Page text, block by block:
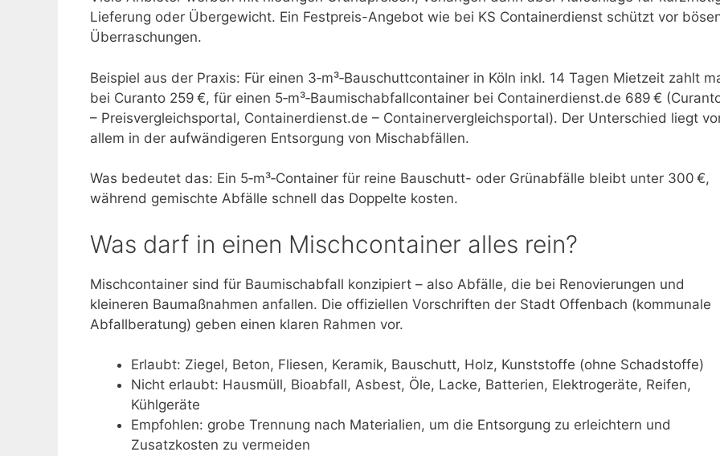
Lieferung oder Übergewicht. Ein Festpreis-Angebot wie bei KS Containerdienst schützt vor
Überraschungen.
Beispiel aus der Praxis: Für einen 3‑m³‑Bauschuttcontainer in Köln inkl. 14 Tagen Mietzeit zahlt
bei Curanto 259 €, für einen 5‑m³‑Baumischabfallcontainer bei Containerdienst.de 689 €
– Preisvergleichsportal, Containerdienst.de – Containervergleichsportal). Der Unterschied liegt
allem in der aufwändigeren Entsorgung von Mischabfällen.
Was bedeutet das: Ein 5‑m³‑Container für reine Bauschutt- oder Grünabfälle bleibt unter 300 €,
während gemischte Abfälle schnell das Doppelte kosten.
Was darf in einen Mischcontainer alles rein?
Mischcontainer sind für Baumischabfall konzipiert – also Abfälle, die bei Renovierungen und
kleineren Baumaßnahmen anfallen. Die offiziellen Vorschriften der Stadt Offenbach (kommunale
Abfallberatung) geben einen klaren Rahmen vor.
Erlaubt: Ziegel, Beton, Fliesen, Keramik, Bauschutt, Holz, Kunststoffe (ohne Schadstoffe)
Nicht erlaubt: Hausmüll, Bioabfall, Asbest, Öle, Lacke, Batterien, Elektrogeräte, Reifen,
Kühlgeräte
Empfohlen: grobe Trennung nach Materialien, um die Entsorgung zu erleichtern und
Zusatzkosten zu vermeiden